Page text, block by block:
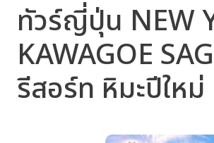
ทัวร์ญี่ปุ่น NEW
KAWAGOE
รีสอร์ท หิมะปีใหม่